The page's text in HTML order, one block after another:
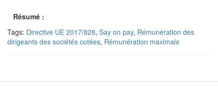
Résumé :
Tags: Directive UE 2017/828, Say on pay, Rémunération des
dirigeants des sociétés cotées, Rémunération maximale